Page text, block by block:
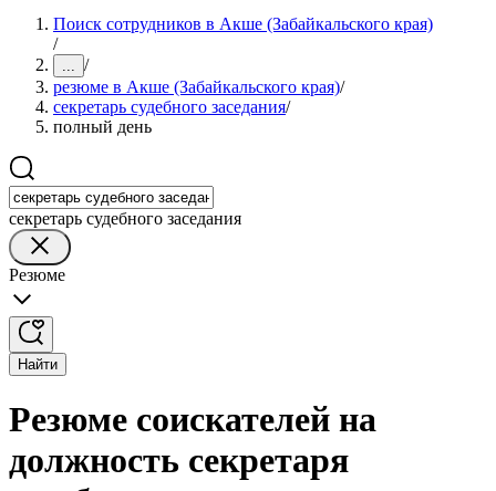
Поиск сотрудников в Акше (Забайкальского края)
/
... /
резюме в Акше (Забайкальского края)/
секретарь судебного заседания/
полный день
секретарь судебного заседания
Резюме
Найти
Резюме соискателей на
должность секретаря